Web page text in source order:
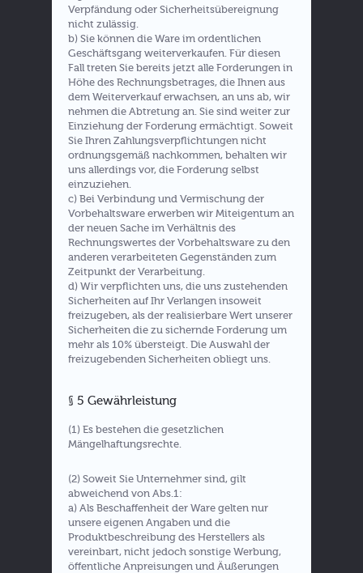
Verpfändung oder Sicherheitsübereignung
nicht zulässig.
b) Sie können die Ware im ordentlichen
Geschäftsgang weiterverkaufen. Für diesen
Fall treten Sie bereits jetzt alle Forderungen in
Höhe des Rechnungsbetrages, die Ihnen aus
dem Weiterverkauf erwachsen, an uns ab, wir
nehmen die Abtretung an. Sie sind weiter zur
Einziehung der Forderung ermächtigt. Soweit
Sie Ihren Zahlungsverpflichtungen nicht
ordnungsgemäß nachkommen, behalten wir
uns allerdings vor, die Forderung selbst
einzuziehen.
c) Bei Verbindung und Vermischung der
Vorbehaltsware erwerben wir Miteigentum an
der neuen Sache im Verhältnis des
Rechnungswertes der Vorbehaltsware zu den
anderen verarbeiteten Gegenständen zum
Zeitpunkt der Verarbeitung.
d) Wir verpflichten uns, die uns zustehenden
Sicherheiten auf Ihr Verlangen insoweit
freizugeben, als der realisierbare Wert unserer
Sicherheiten die zu sichernde Forderung um
mehr als 10% übersteigt. Die Auswahl der
freizugebenden Sicherheiten obliegt uns.
§ 5 Gewährleistung
(1) Es bestehen die gesetzlichen
Mängelhaftungsrechte.
(2) Soweit Sie Unternehmer sind, gilt
abweichend von Abs.1:
a) Als Beschaffenheit der Ware gelten nur
unsere eigenen Angaben und die
Produktbeschreibung des Herstellers als
vereinbart, nicht jedoch sonstige Werbung,
öffentliche Anpreisungen und Äußerungen